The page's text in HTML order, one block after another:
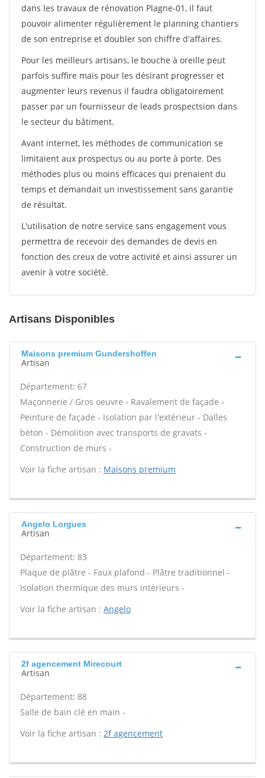
dans les travaux de rénovation Plagne-01, il faut
pouvoir alimenter régulièrement le planning chantiers
de son entreprise et doubler son chiffre d'affaires.
Pour les meilleurs artisans, le bouche à oreille peut
parfois suffire mais pour les désirant progresser et
augmenter leurs revenus il faudra obligatoirement
passer par un fournisseur de leads prospectsion dans
le secteur du bâtiment.
Avant internet, les méthodes de communication se
limitaient aux prospectus ou au porte à porte. Des
méthodes plus ou moins efficaces qui prenaient du
temps et demandait un investissement sans garantie
de résultat.
L'utilisation de notre service sans engagement vous
permettra de recevoir des demandes de devis en
fonction des creux de votre activité et ainsi assurer un
avenir à votre société.
Artisans Disponibles
Maisons premium Gundershoffen
Artisan
Département: 67
Maçonnerie / Gros oeuvre - Ravalement de façade -
Peinture de façade - Isolation par l'extérieur - Dalles
béton - Démolition avec transports de gravats -
Construction de murs -
Voir la fiche artisan : Maisons premium
Angelo Lorgues
Artisan
Département: 83
Plaque de plâtre - Faux plafond - Plâtre traditionnel -
Isolation thermique des murs intérieurs -
Voir la fiche artisan : Angelo
2f agencement Mirecourt
Artisan
Département: 88
Salle de bain clé en main -
Voir la fiche artisan : 2f agencement